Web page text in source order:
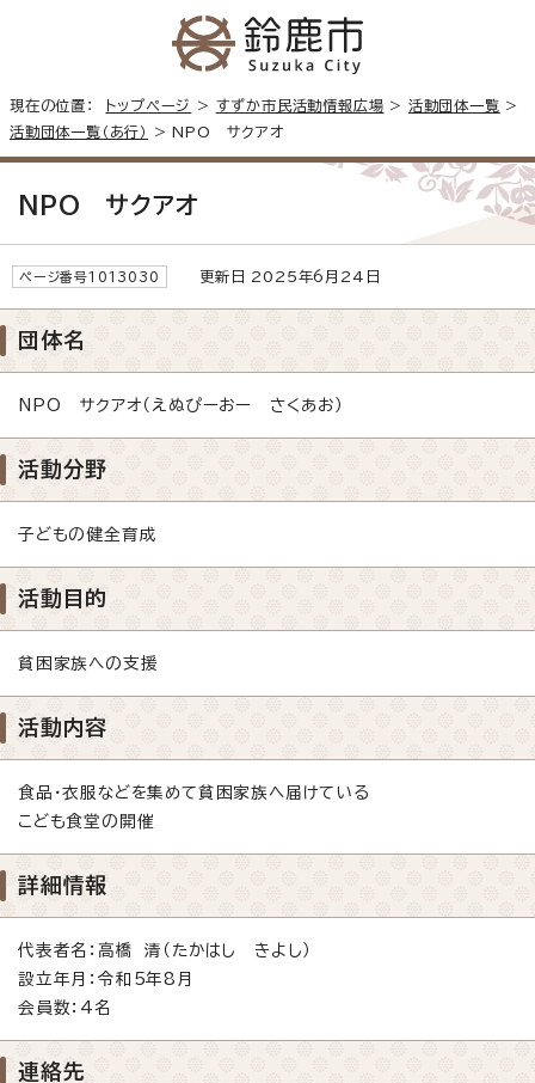
現在の位置： トップページ > すずか市民活動情報広場 > 活動団体一覧 >
活動団体一覧（あ行）
> NPO サクアオ
NPO サクアオ
ページ番号1013030 更新日 2025年6月24日
団体名
NPO サクアオ（えぬぴーおー さくあお）
活動分野
子どもの健全育成
活動目的
貧困家族への支援
活動内容
食品・衣服などを集めて貧困家族へ届けている
こども食堂の開催
詳細情報
代表者名：高橋 清（たかはし きよし）
設立年月：令和5年8月
会員数：4名
連絡先